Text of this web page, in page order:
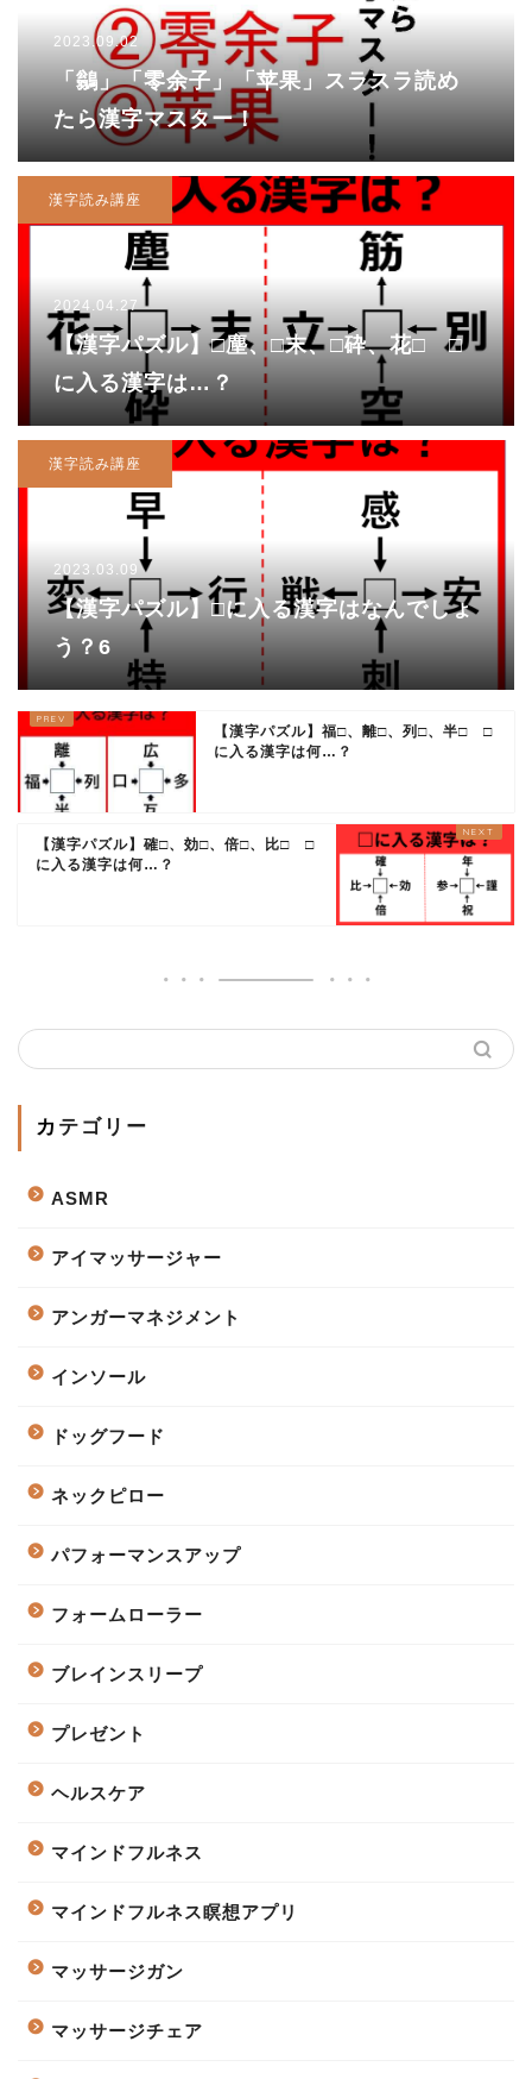
2023.09.02
「鶲」「零余子」「苹果」スラスラ読め
たら漢字マスター！
漢字読み講座
2024.04.27
【漢字パズル】□塵、□末、□砕、花□ □
に入る漢字は…？
漢字読み講座
2023.03.09
【漢字パズル】□に入る漢字はなんでしょ
う？6
【漢字パズル】福□、離□、列□、半□ □
に入る漢字は何…？
【漢字パズル】確□、効□、倍□、比□ □
に入る漢字は何…？
カテゴリー
ASMR
アイマッサージャー
アンガーマネジメント
インソール
ドッグフード
ネックピロー
パフォーマンスアップ
フォームローラー
ブレインスリープ
プレゼント
ヘルスケア
マインドフルネス
マインドフルネス瞑想アプリ
マッサージガン
マッサージチェア